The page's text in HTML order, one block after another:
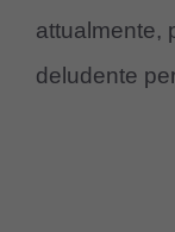
attualmente,
deludente per